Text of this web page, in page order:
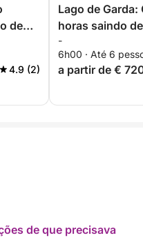
de
4.9 (2)
Lago de Garda:
horas saindo
experiência
-
6h00 · Até 6
a partir de €
de que precisava